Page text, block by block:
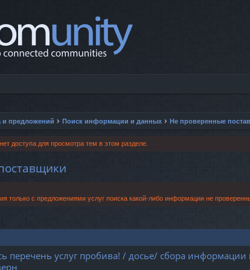
и предложений Поиск информации и данных Не проверенные
доступа для просмотра тем в этом разделе.
только с предложениями услуг поиска какой-либо информации не
перечень услуг пробива! / досье/ сбора